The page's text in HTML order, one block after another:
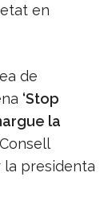
en
de
‘Stop
la
la presidenta